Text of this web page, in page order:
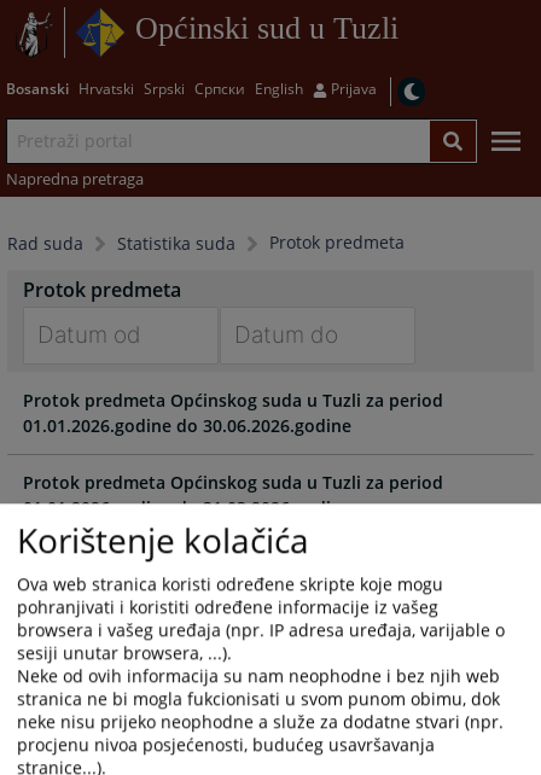
Općinski sud u Tuzli
Bosanski Hrvatski Srpski Српски English Prijava
Napredna pretraga
Rad suda Statistika suda Protok predmeta
Protok predmeta
forward
to
interact
with
the
calendar
and
select
a
date.
Press
the
question
mark
forward
to
interact
with
the
calendar
and
select
a
date.
Press
the
question
mark
Protok predmeta Općinskog suda u Tuzli za period
01.01.2026.godine do 30.06.2026.godine
Protok predmeta Općinskog suda u Tuzli za period
01.01.2026.godine do 31.03.2026.godine
Protok predmeta Općinskog suda u Tuzli za period
01.01.2025.godine do 31.12.2025.godine
Protok predmeta Općinskog suda u Tuzli za period
01.01.2025.godine do 30.06.2025.godine
Protok predmeta Općinskog suda u Tuzli za period
01.01.2025.godine do 31.03.2025.godine
Korištenje kolačića
Ova web stranica koristi određene skripte koje mogu
pohranjivati i koristiti određene informacije iz vašeg
browsera i vašeg uređaja (npr. IP adresa uređaja, varijable o
sesiji unutar browsera, ...).
Neke od ovih informacija su nam neophodne i bez njih web
stranica ne bi mogla fukcionisati u svom punom obimu, dok
neke nisu prijeko neophodne a služe za dodatne stvari (npr.
procjenu nivoa posjećenosti, budućeg usavršavanja
stranice...).